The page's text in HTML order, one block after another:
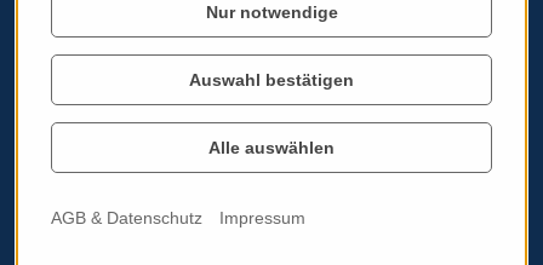
Cookie Einstellungen bearbeiten
Italoviel
Über mich
Nur notwendige
Auswahl bestätigen
Alle auswählen
AGB & Datenschutz Impressum